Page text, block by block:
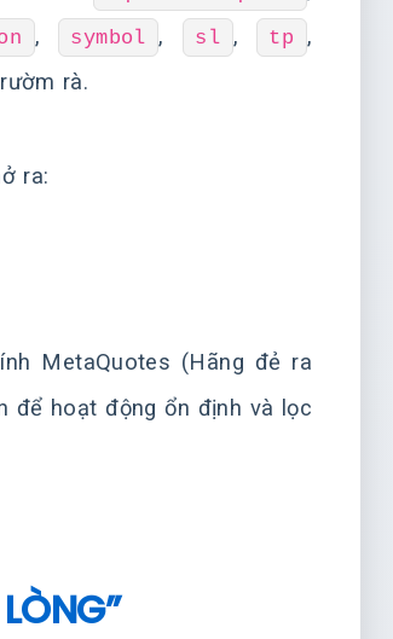
, symbol , sl , tp ,
rà.
ra:
MetaQuotes (Hãng đẻ ra
để hoạt động ổn định và lọc